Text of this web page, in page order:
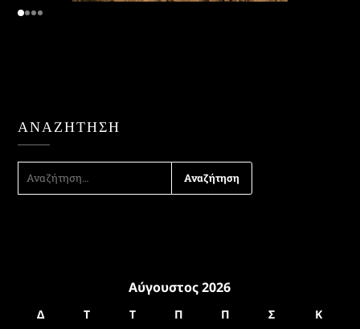
ΑΝΑΖΉΤΗΣΗ
ΑΝΑΖΉΤΗΣΗ
Αύγουστος 2026
Δ Τ Τ Π Π Σ
Κ